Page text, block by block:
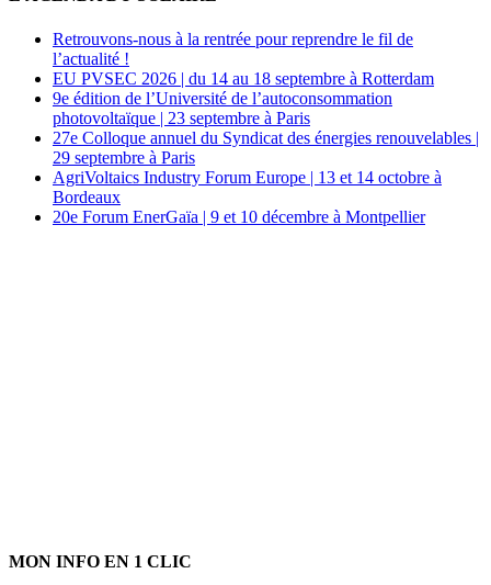
Retrouvons-nous à la rentrée pour reprendre le fil de
l’actualité !
EU PVSEC 2026 | du 14 au 18 septembre à Rotterdam
9e édition de l’Université de l’autoconsommation
photovoltaïque | 23 septembre à Paris
27e Colloque annuel du Syndicat des énergies renouvelables |
29 septembre à Paris
AgriVoltaics Industry Forum Europe | 13 et 14 octobre à
Bordeaux
20e Forum EnerGaïa | 9 et 10 décembre à Montpellier
MON INFO EN 1 CLIC